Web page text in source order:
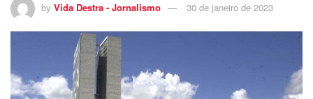
by Vida Destra - Jornalismo 30 de janeiro de 2023